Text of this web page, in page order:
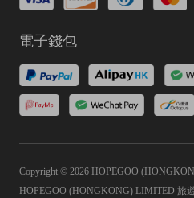
電子錢包
Copyright © 2026 HOPEGOO
HOPEGOO (HONGKONG) LIMITED 旅